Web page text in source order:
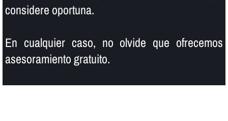
considere oportuna.
En cualquier caso, no olvide que ofrecemos
asesoramiento gratuito.